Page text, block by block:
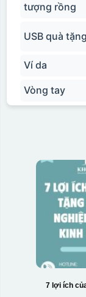
tượng rồng
USB quà
Ví da
Vòng tay
7 lợi ích